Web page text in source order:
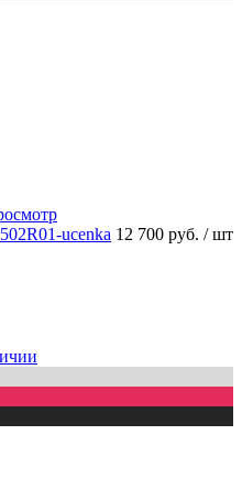
ucenka 12 700 руб. / шт